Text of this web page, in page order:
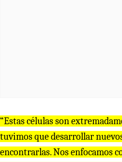
“Estas células son
tuvimos que desarrollar
encontrarlas. Nos enfocamos